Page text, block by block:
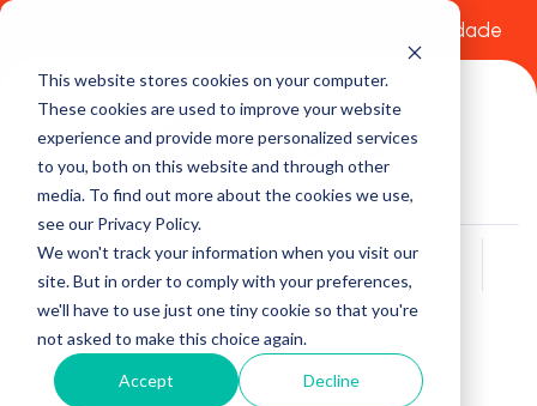
This website stores cookies on your computer.
These cookies are used to improve your website
experience and provide more personalized services
to you, both on this website and through other
media. To find out more about the cookies we use,
see our Privacy Policy.
We won't track your information when you visit our
site. But in order to comply with your preferences,
we'll have to use just one tiny cookie so that you're
not asked to make this choice again.
Accept Decline
Política de Privacidade
Buscar